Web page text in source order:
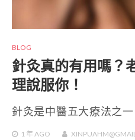
BLOG
針灸真的有用嗎？
理說服你！
針灸是中醫五大療法之
1 年 AGO